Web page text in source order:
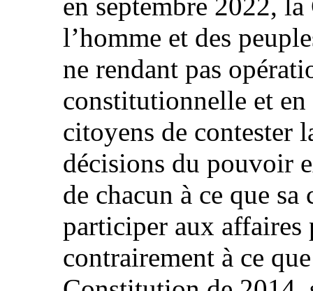
l’homme et des
ne rendant pas
constitutionnelle et en
citoyens de contester
décisions du pouvoir
de chacun à ce que sa
participer aux
contrairement à ce